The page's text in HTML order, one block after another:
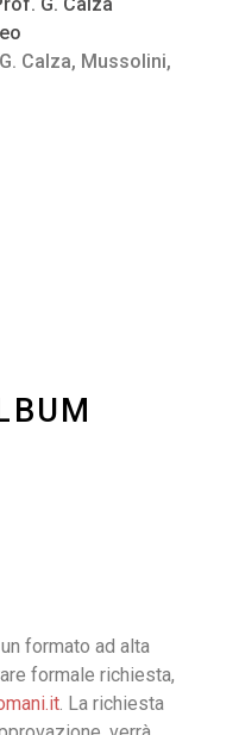
G. Calza, Mussolini,
formato ad alta
formale richiesta,
. La richiesta